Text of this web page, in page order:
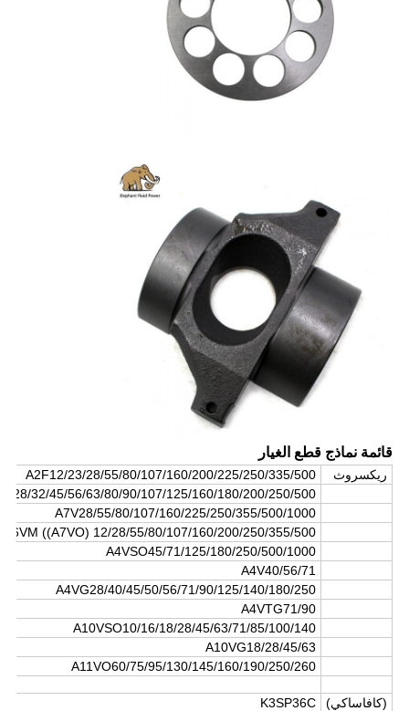
قائمة نماذج قطع الغيار
ريكسروث
A2F12/23/28/55/80/107/160/200/225/250/335/500
28/32/45/56/63/80/90/107/125/160/180/200/250/500
A7V28/55/80/107/160/225/250/355/500/1000
A6VM ((A7VO) 12/28/55/80/107/160/200/250/355/500
A4VSO45/71/125/180/250/500/1000
A4V40/56/71
A4VG28/40/45/50/56/71/90/125/140/180/250
A4VTG71/90
A10VSO10/16/18/28/45/63/71/85/100/140
A10VG18/28/45/63
A11VO60/75/95/130/145/160/190/250/260
(كافاساكي) K3SP36C